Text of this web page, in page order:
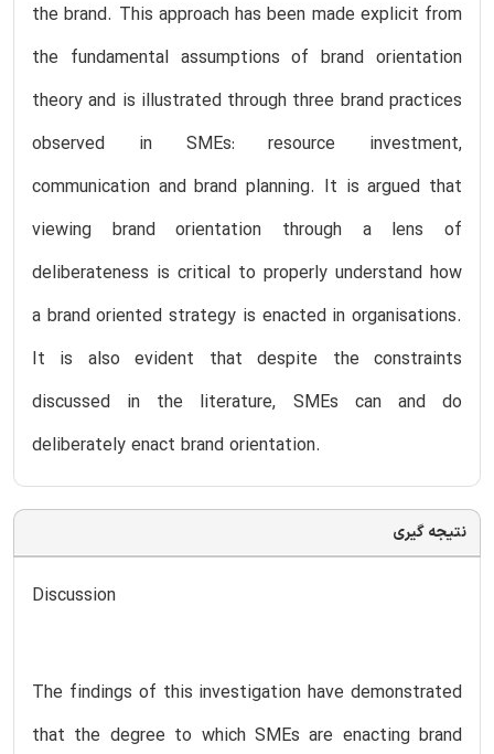
the brand. This approach has been made explicit from
the fundamental assumptions of brand orientation
theory and is illustrated through three brand practices
observed in SMEs: resource investment,
communication and brand planning. It is argued that
viewing brand orientation through a lens of
deliberateness is critical to properly understand how
a brand oriented strategy is enacted in organisations.
It is also evident that despite the constraints
discussed in the literature, SMEs can and do
deliberately enact brand orientation.
نتیجه گیری
Discussion
The findings of this investigation have demonstrated
that the degree to which SMEs are enacting brand